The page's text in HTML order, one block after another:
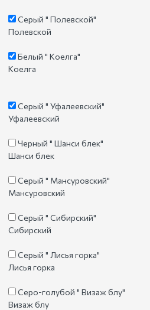
Серый " Полевской"
Полевской
Белый " Коелга"
Коелга
Серый " Уфалеевский"
Уфалеевский
Черный " Шанси блек"
Шанси блек
Серый " Мансуровский"
Мансуровский
Серый " Сибирский"
Сибирский
Серый " Лисья горка"
Лисья горка
Серо-голубой " Визаж блу"
Визаж блу